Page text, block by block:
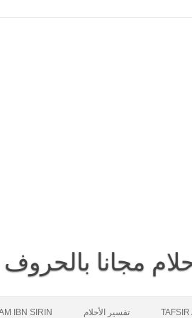
مجانا
TAFSIR تفسير الأحلام IBN SIRIN